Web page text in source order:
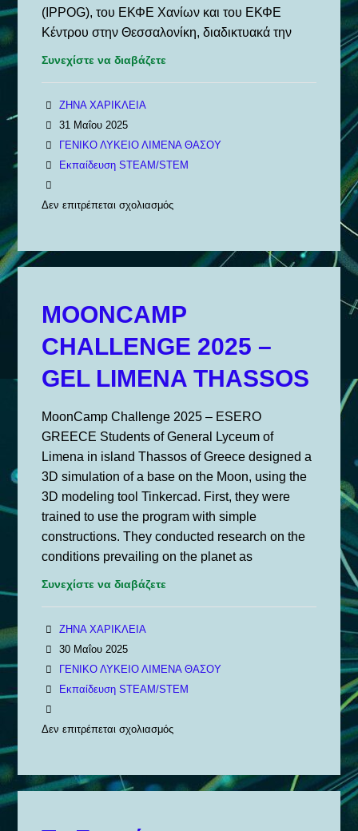
(IPPOG), του ΕΚΦΕ Χανίων και του ΕΚΦΕ
Κέντρου στην Θεσσαλονίκη, διαδικτυακά την
Συνεχίστε να διαβάζετε
ΖΗΝΑ ΧΑΡΙΚΛΕΙΑ
31 Μαΐου 2025
ΓΕΝΙΚΟ ΛΥΚΕΙΟ ΛΙΜΕΝΑ ΘΑΣΟΥ
Εκπαίδευση STEAM/STEM
Δεν επιτρέπεται σχολιασμός
Σωματιδίων
–
Γε.Λ.
Θάσος
MOONCAMP
CHALLENGE 2025 –
GEL LIMENA THASSOS
MoonCamp Challenge 2025 – ESERO
GREECE Students of General Lyceum of
Limena in island Thassos of Greece designed a
3D simulation of a base on the Moon, using the
3D modeling tool Tinkercad. First, they were
trained to use the program with simple
constructions. They conducted research on the
conditions prevailing on the planet as
Συνεχίστε να διαβάζετε
ΖΗΝΑ ΧΑΡΙΚΛΕΙΑ
30 Μαΐου 2025
ΓΕΝΙΚΟ ΛΥΚΕΙΟ ΛΙΜΕΝΑ ΘΑΣΟΥ
Εκπαίδευση STEAM/STEM
Δεν επιτρέπεται σχολιασμός
CHALLENGE
–